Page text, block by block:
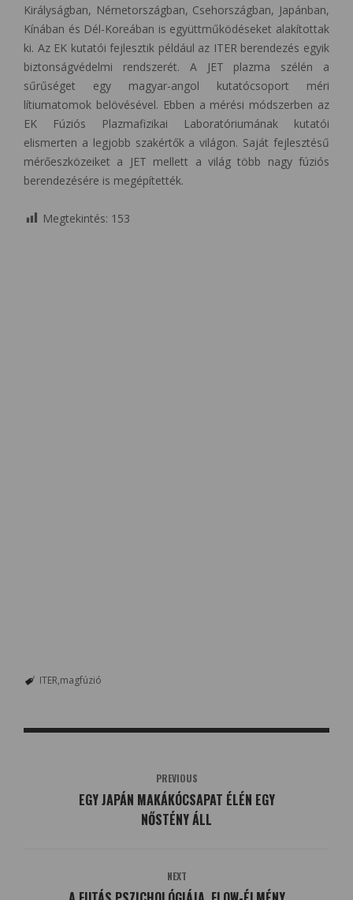
Királyságban, Németországban, Csehországban, Japánban,
Kínában és Dél-Koreában is együttműködéseket alakítottak
ki. Az EK kutatói fejlesztik például az ITER berendezés egyik
biztonságvédelmi rendszerét. A JET plazma szélén a
sűrűséget egy magyar-angol kutatócsoport méri
lítiumatomok belövésével. Ebben a mérési módszerben az
EK Fúziós Plazmafizikai Laboratóriumának kutatói
elismerten a legjobb szakértők a világon. Saját fejlesztésű
mérőeszközeiket a JET mellett a világ több nagy fúziós
berendezésére is megépítették.
Megtekintés: 153
ITER magfúzió
PREVIOUS
EGY JAPÁN MAKÁKÓCSAPAT ÉLÉN EGY
NŐSTÉNY ÁLL
NEXT